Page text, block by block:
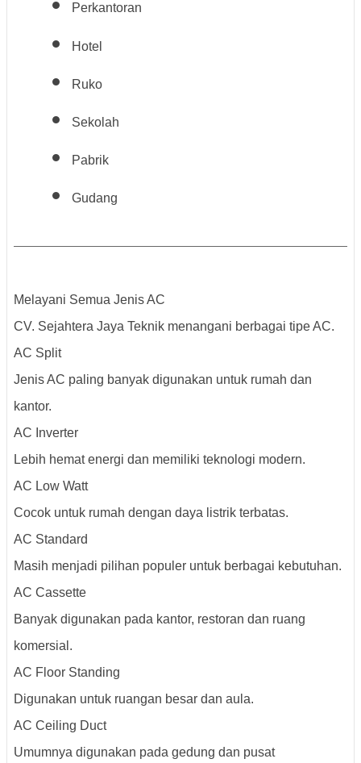
Perkantoran
Hotel
Ruko
Sekolah
Pabrik
Gudang
Melayani Semua Jenis AC
CV. Sejahtera Jaya Teknik menangani berbagai tipe AC.
AC Split
Jenis AC paling banyak digunakan untuk rumah dan
kantor.
AC Inverter
Lebih hemat energi dan memiliki teknologi modern.
AC Low Watt
Cocok untuk rumah dengan daya listrik terbatas.
AC Standard
Masih menjadi pilihan populer untuk berbagai kebutuhan.
AC Cassette
Banyak digunakan pada kantor, restoran dan ruang
komersial.
AC Floor Standing
Digunakan untuk ruangan besar dan aula.
AC Ceiling Duct
Umumnya digunakan pada gedung dan pusat